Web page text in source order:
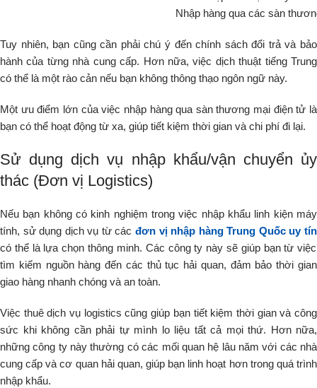
Nhập hàng qua các sàn
Tuy nhiên, bạn cũng cần phải chú ý đến chính sách đổi trả và bảo
hành của từng nhà cung cấp. Hơn nữa, việc dịch thuật tiếng Trung
có thể là một rào cản nếu bạn không thông thạo ngôn ngữ này.
Một ưu điểm lớn của việc nhập hàng qua sàn thương mại điện tử là
bạn có thể hoạt động từ xa, giúp tiết kiệm thời gian và chi phí đi lại.
Sử dụng dịch vụ nhập khẩu/vận chuyển ủy
thác (Đơn vị Logistics)
Nếu bạn không có kinh nghiệm trong việc nhập khẩu linh kiện máy
tính, sử dụng dịch vụ từ các đơn vị nhập hàng Trung Quốc uy tín
có thể là lựa chọn thông minh. Các công ty này sẽ giúp bạn từ việc
tìm kiếm nguồn hàng đến các thủ tục hải quan, đảm bảo thời gian
giao hàng nhanh chóng và an toàn.
Việc thuê dịch vụ logistics cũng giúp bạn tiết kiệm thời gian và công
sức khi không cần phải tự mình lo liệu tất cả mọi thứ. Hơn nữa,
những công ty này thường có các mối quan hệ lâu năm với các nhà
cung cấp và cơ quan hải quan, giúp bạn linh hoạt hơn trong quá trình
nhập khẩu.